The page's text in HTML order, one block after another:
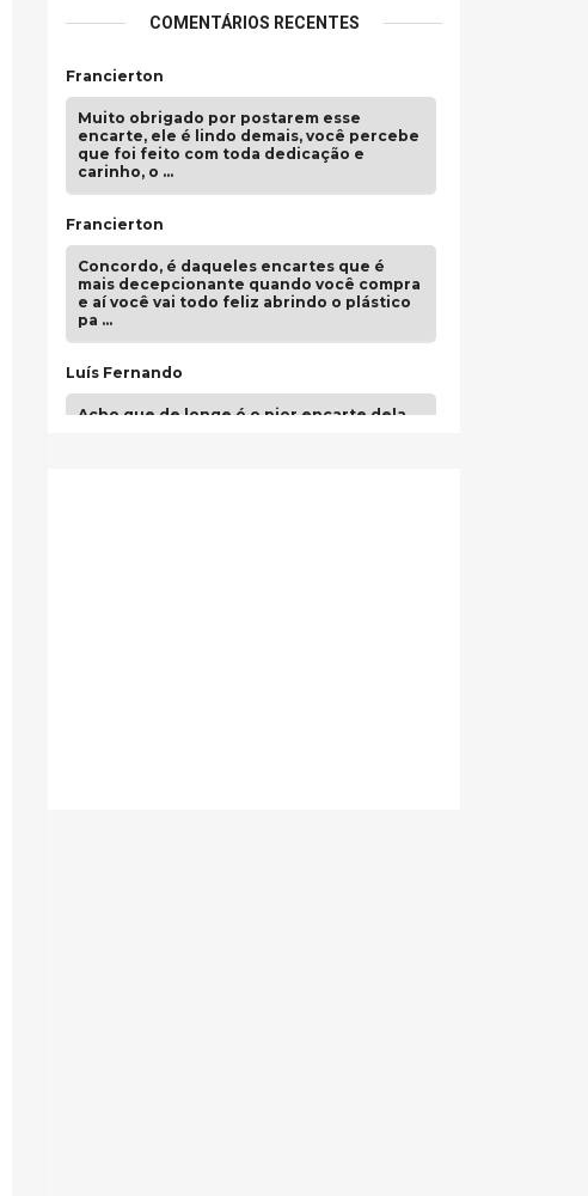
COMENTÁRIOS RECENTES
Francierton
Muito obrigado por postarem esse
encarte, ele é lindo demais, você percebe
que foi feito com toda dedicação e
carinho, o …
Francierton
Concordo, é daqueles encartes que é
mais decepcionante quando você compra
e aí você vai todo feliz abrindo o plástico
pa …
Luís Fernando
Acho que de longe é o pior encarte dela.